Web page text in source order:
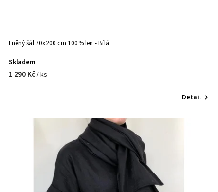
Lněný šál 70x200 cm 100% len - Bílá
Skladem
1 290 Kč/ ks
Detail